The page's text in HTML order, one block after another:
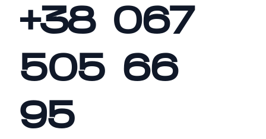
+38 067
505 66
95